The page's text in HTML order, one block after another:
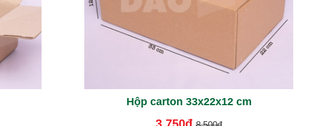
Hộp carton 33x22x12 cm